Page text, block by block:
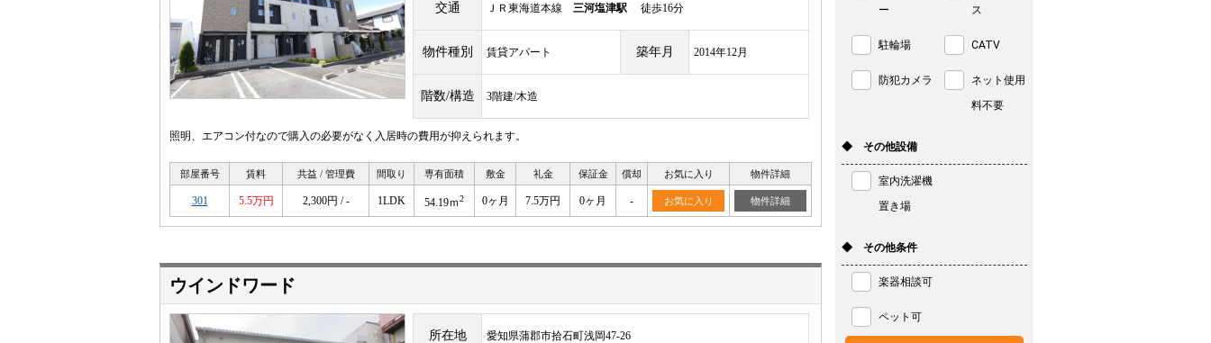
交通 ＪＲ東海道本線 三河塩津駅 徒歩16分
物件種別 賃貸アパート 築年月 2014年12月
階数/構造 3階建/木造
照明、エアコン付なので購入の必要がなく入居時の費用が抑えられます。
部屋番号 賃料 共益 / 管理費 間取り 専有面積 敷金 礼金 保証金 償却 お気に入り 物件詳細
301 5.5万円 2,300円 / - 1LDK 54.19ｍ2 0ヶ月 7.5万円 0ヶ月 - お気に入り 物件詳細
ウインドワード
所在地 愛知県蒲郡市拾石町浅岡47-26
ー
ス
駐輪場 CATV
防犯カメラ
ネット使用
料不要
◆ その他設備
室内洗濯機
置き場
◆ その他条件
楽器相談可
ペット可